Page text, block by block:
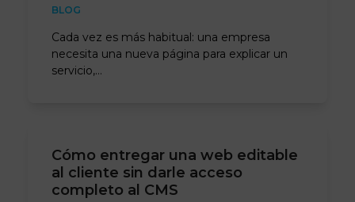
BLOG
Cada vez es más habitual: una empresa
necesita una nueva página para explicar un
servicio,…
Cómo entregar una web editable
al cliente sin darle acceso
completo al CMS